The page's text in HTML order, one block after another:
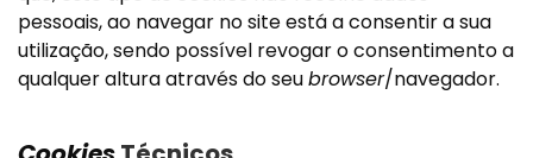
pessoais, ao navegar no site está a consentir a sua
utilização, sendo possível revogar o consentimento a
qualquer altura através do seubrowser/navegador.